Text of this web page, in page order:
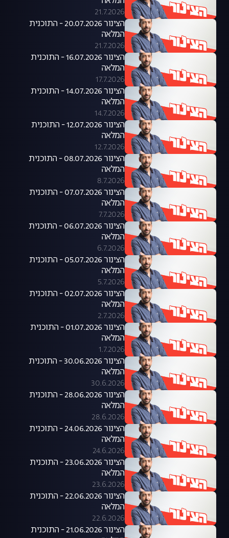
21.7.2026
הצינור 20.07.2026 - התוכנית
המלאה
21.7.2026
הצינור 16.07.2026 - התוכנית
המלאה
17.7.2026
הצינור 14.07.2026 - התוכנית
המלאה
14.7.2026
הצינור 12.07.2026 - התוכנית
המלאה
12.7.2026
הצינור 08.07.2026 - התוכנית
המלאה
8.7.2026
הצינור 07.07.2026 - התוכנית
המלאה
7.7.2026
הצינור 06.07.2026 - התוכנית
המלאה
6.7.2026
הצינור 05.07.2026 - התוכנית
המלאה
5.7.2026
הצינור 02.07.2026 - התוכנית
המלאה
2.7.2026
הצינור 01.07.2026 - התוכנית
המלאה
1.7.2026
הצינור 30.06.2026 - התוכנית
המלאה
30.6.2026
הצינור 28.06.2026 - התוכנית
המלאה
28.6.2026
הצינור 24.06.2026 - התוכנית
המלאה
24.6.2026
הצינור 23.06.2026 - התוכנית
המלאה
23.6.2026
הצינור 22.06.2026 - התוכנית
המלאה
22.6.2026
הצינור 21.06.2026 - התוכנית